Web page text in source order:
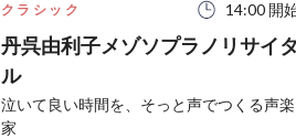
クラシック 14:00 開
丹呉由利子メゾソプラノリサイ
ル
泣いて良い時間を、そっと声でつくる声楽
家